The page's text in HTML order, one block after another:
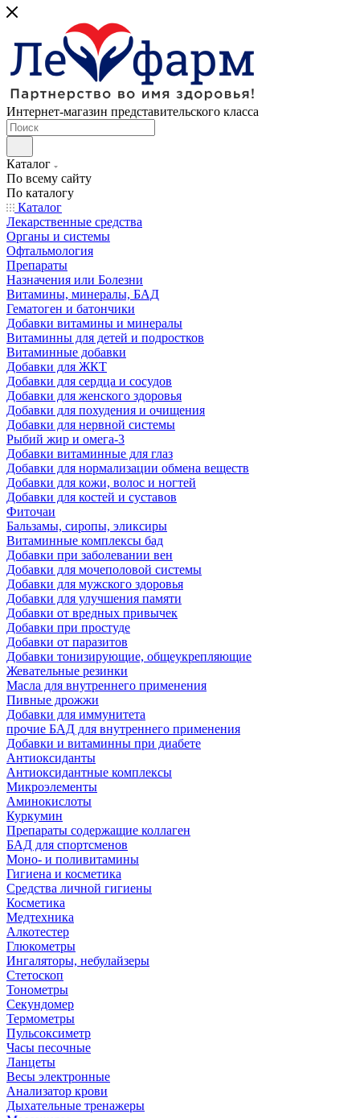
Интернет-магазин представительского класса
Каталог
По всему сайту
По каталогу
Каталог
Лекарственные средства
Органы и системы
Офтальмология
Препараты
Назначения или Болезни
Витамины, минералы, БАД
Гематоген и батончики
Добавки витамины и минералы
Витаминны для детей и подростков
Витаминные добавки
Добавки для ЖКТ
Добавки для сердца и сосудов
Добавки для женского здоровья
Добавки для похудения и очищения
Добавки для нервной системы
Рыбий жир и омега-3
Добавки витаминные для глаз
Добавки для нормализации обмена веществ
Добавки для кожи, волос и ногтей
Добавки для костей и суставов
Фиточаи
Бальзамы, сиропы, эликсиры
Витаминные комплексы бад
Добавки при заболевании вен
Добавки для мочеполовой системы
Добавки для мужского здоровья
Добавки для улучшения памяти
Добавки от вредных привычек
Добавки при простуде
Добавки от паразитов
Добавки тонизирующие, общеукрепляющие
Жевательные резинки
Масла для внутреннего применения
Пивные дрожжи
Добавки для иммунитета
прочие БАД для внутреннего применения
Добавки и витаминны при диабете
Антиоксиданты
Антиоксидантные комплексы
Микроэлементы
Аминокислоты
Куркумин
Препараты содержащие коллаген
БАД для спортсменов
Моно- и поливитамины
Гигиена и косметика
Средства личной гигиены
Косметика
Медтехника
Алкотестер
Глюкометры
Ингаляторы, небулайзеры
Стетоскоп
Тонометры
Секундомер
Термометры
Пульсоксиметр
Часы песочные
Ланцеты
Весы электронные
Анализатор крови
Дыхательные тренажеры